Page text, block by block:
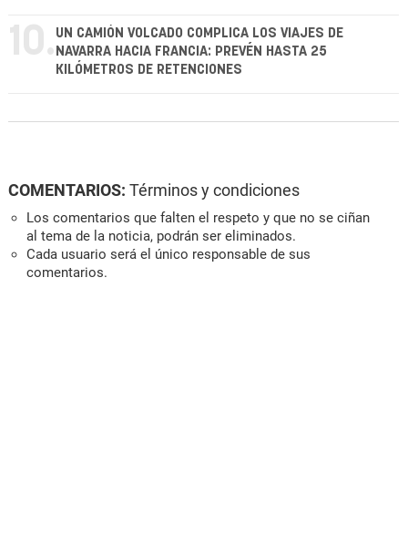
10. UN CAMIÓN VOLCADO COMPLICA LOS VIAJES DE
NAVARRA HACIA FRANCIA: PREVÉN HASTA 25
KILÓMETROS DE RETENCIONES
COMENTARIOS: Términos y condiciones
Los comentarios que falten el respeto y que no se ciñan
al tema de la noticia, podrán ser eliminados.
Cada usuario será el único responsable de sus
comentarios.